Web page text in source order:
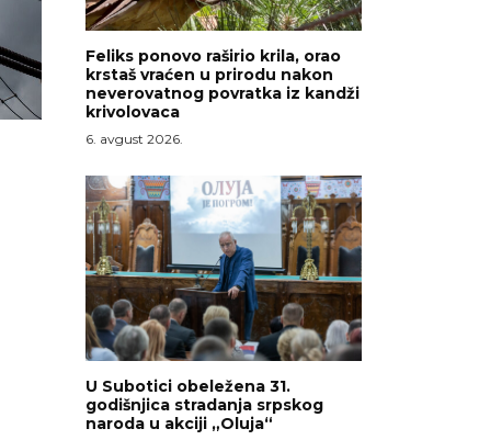
Feliks ponovo raširio krila, orao
krstaš vraćen u prirodu nakon
neverovatnog povratka iz kandži
krivolovaca
6. avgust 2026.
U Subotici obeležena 31.
godišnjica stradanja srpskog
naroda u akciji „Oluja“